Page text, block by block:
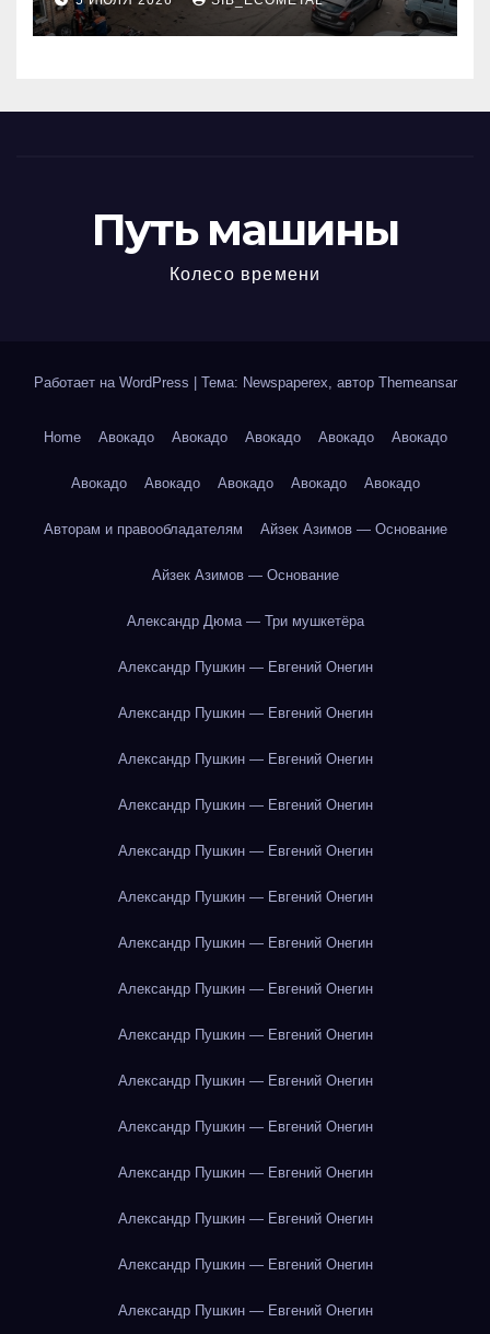
МКАД
Путь машины
Колесо времени
Работает на WordPress Тема: Newspaperex, автор Themeansar
Home Авокадо Авокадо Авокадо Авокадо Авокадо
Авокадо Авокадо Авокадо Авокадо Авокадо
Авторам и правообладателям Айзек Азимов — Основание
Айзек Азимов — Основание
Александр Дюма — Три мушкетёра
Александр Пушкин — Евгений Онегин
Александр Пушкин — Евгений Онегин
Александр Пушкин — Евгений Онегин
Александр Пушкин — Евгений Онегин
Александр Пушкин — Евгений Онегин
Александр Пушкин — Евгений Онегин
Александр Пушкин — Евгений Онегин
Александр Пушкин — Евгений Онегин
Александр Пушкин — Евгений Онегин
Александр Пушкин — Евгений Онегин
Александр Пушкин — Евгений Онегин
Александр Пушкин — Евгений Онегин
Александр Пушкин — Евгений Онегин
Александр Пушкин — Евгений Онегин
Александр Пушкин — Евгений Онегин